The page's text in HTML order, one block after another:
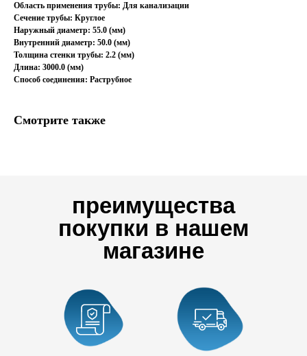
Область применения трубы: Для канализации
Сечение трубы: Круглое
Наружный диаметр: 55.0 (мм)
Внутренний диаметр: 50.0 (мм)
Толщина стенки трубы: 2.2 (мм)
Длина: 3000.0 (мм)
Способ соединения: Раструбное
Смотрите также
преимущества
покупки в нашем
магазине